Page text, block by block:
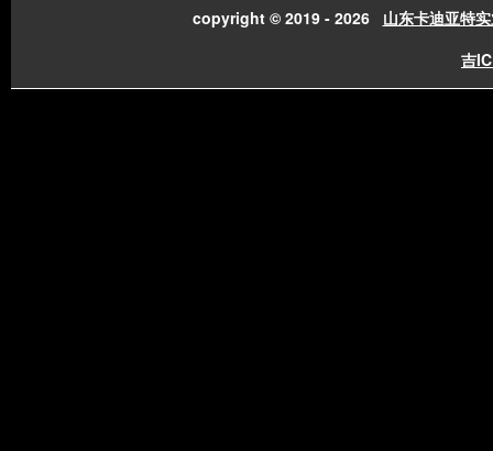
copyright © 2019 - 2026 山东卡迪亚特
吉